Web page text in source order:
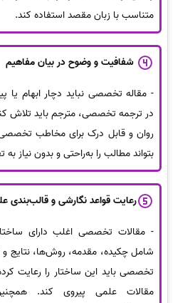
متناسب با زبان مقصد استفاده کند.
شفافیت و وضوح در بیان مفاهیم
- مقاله تخصصی نباید دچار ابهام یا
در ترجمه تخصصی، مترجم باید تلاش
روان و قابل درک برای مخاطب
بتواند مطالب را به‌راحتی و بدون نیاز
رعایت قواعد نگارشی و قالب‌بندی
- مقالات تخصصی اغلب دارای
شامل چکیده، مقدمه، روش‌ها، نتایج
تخصصی باید این ساختار را رعایت
مقالات علمی پیروی کند.